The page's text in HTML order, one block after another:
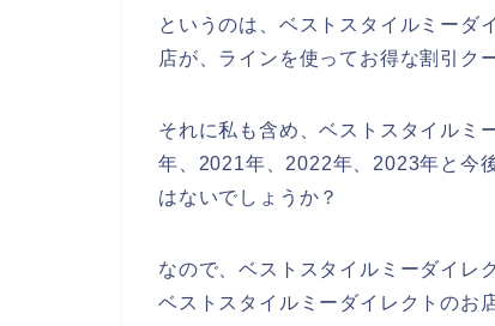
というのは、ベストスタイルミーダ
店が、ラインを使ってお得な割引ク
それに私も含め、ベストスタイルミ
年、2021年、2022年、2023年と今
はないでしょうか？
なので、ベストスタイルミーダイレ
ベストスタイルミーダイレクトのお